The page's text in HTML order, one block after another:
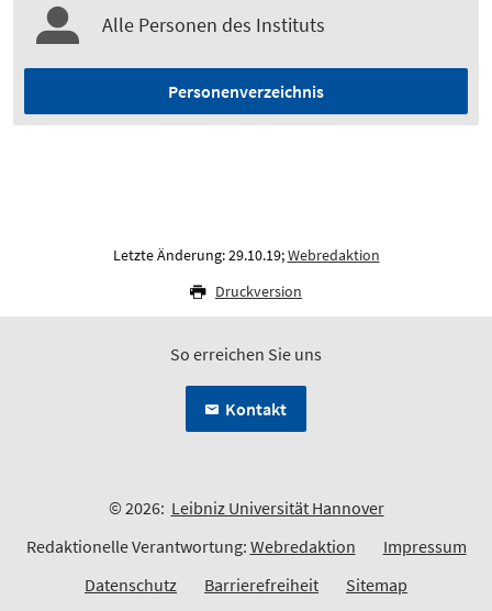
Alle Personen des Instituts
Personenverzeichnis
Letzte Änderung: 29.10.19;Webredaktion
Druckversion
So erreichen Sie uns
Kontakt
© 2026: Leibniz Universität Hannover
Redaktionelle Verantwortung: Webredaktion
Impressum
Datenschutz
Barrierefreiheit Sitemap